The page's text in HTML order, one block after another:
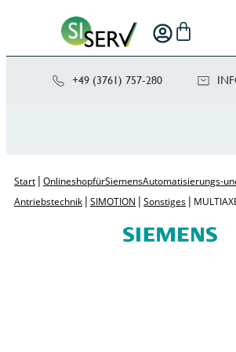
+49 (3761) 757-280 NI
Start | Onlineshop für Siemens Automatisierungs-
Antriebstechnik | SIMOTION | Sonstiges |